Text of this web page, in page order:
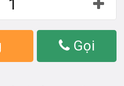
Gọi